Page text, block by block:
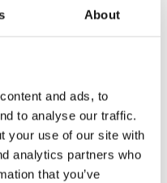
About
and ads, to
to analyse our traffic.
your use of our site with
analytics partners who
that you’ve
mukaansa puhelimen
Eetti ry ja Reilu kauppa
Kerrothan